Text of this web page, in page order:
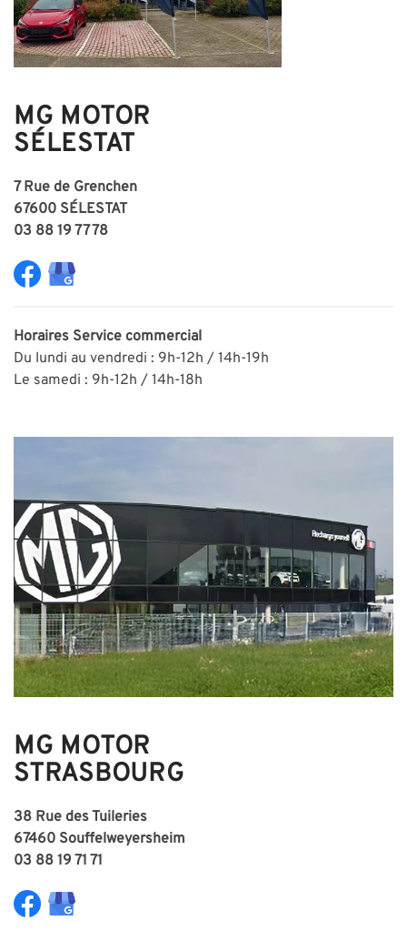
MG MOTOR
SÉLESTAT
7 Rue de Grenchen
67600 SÉLESTAT
03 88 19 77 78
Horaires Service commercial
Du lundi au vendredi : 9h-12h / 14h-19h
Le samedi : 9h-12h / 14h-18h
MG MOTOR
STRASBOURG
38 Rue des Tuileries
67460 Souffelweyersheim
03 88 19 71 71